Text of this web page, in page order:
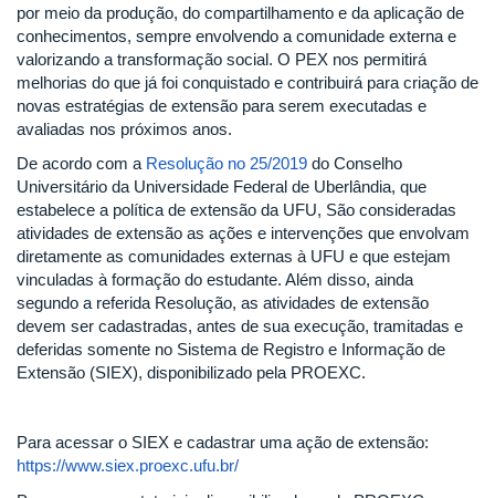
por meio da produção, do compartilhamento e da aplicação de
conhecimentos, sempre envolvendo a comunidade externa e
valorizando a transformação social. O PEX nos permitirá
melhorias do que já foi conquistado e contribuirá para criação de
novas estratégias de extensão para serem executadas e
avaliadas nos próximos anos.
De acordo com a Resolução no 25/2019 do Conselho
Universitário da Universidade Federal de Uberlândia, que
estabelece a política de extensão da UFU, São consideradas
atividades de extensão as ações e intervenções que envolvam
diretamente as comunidades externas à UFU e que estejam
vinculadas à formação do estudante. Além disso, ainda
segundo a referida Resolução, as atividades de extensão
devem ser cadastradas, antes de sua execução, tramitadas e
deferidas somente no Sistema de Registro e Informação de
Extensão (SIEX), disponibilizado pela PROEXC.
Para acessar o SIEX e cadastrar uma ação de extensão:
https://www.siex.proexc.ufu.br/